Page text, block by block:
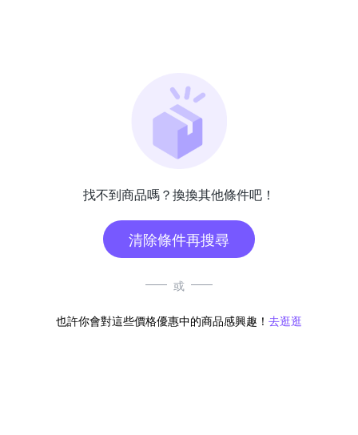
找不到商品嗎？換換其他條件吧！
清除條件再搜尋
或
也許你會對這些價格優惠中的商品感興趣！ 去逛逛